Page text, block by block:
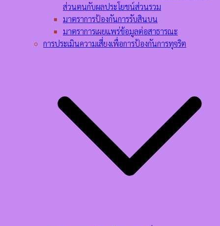
ส่วนตนกับผลประโยชน์ส่วนรวม
มาตราการป้องกันการรับสินบน
มาตราการเผยแพร่ข้อมูลต่อสาธารณะ
การประเมินความเสี่ยงเพื่อการป้องกันการทุจริต